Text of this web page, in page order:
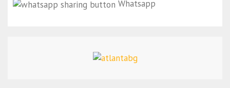
Whatsapp